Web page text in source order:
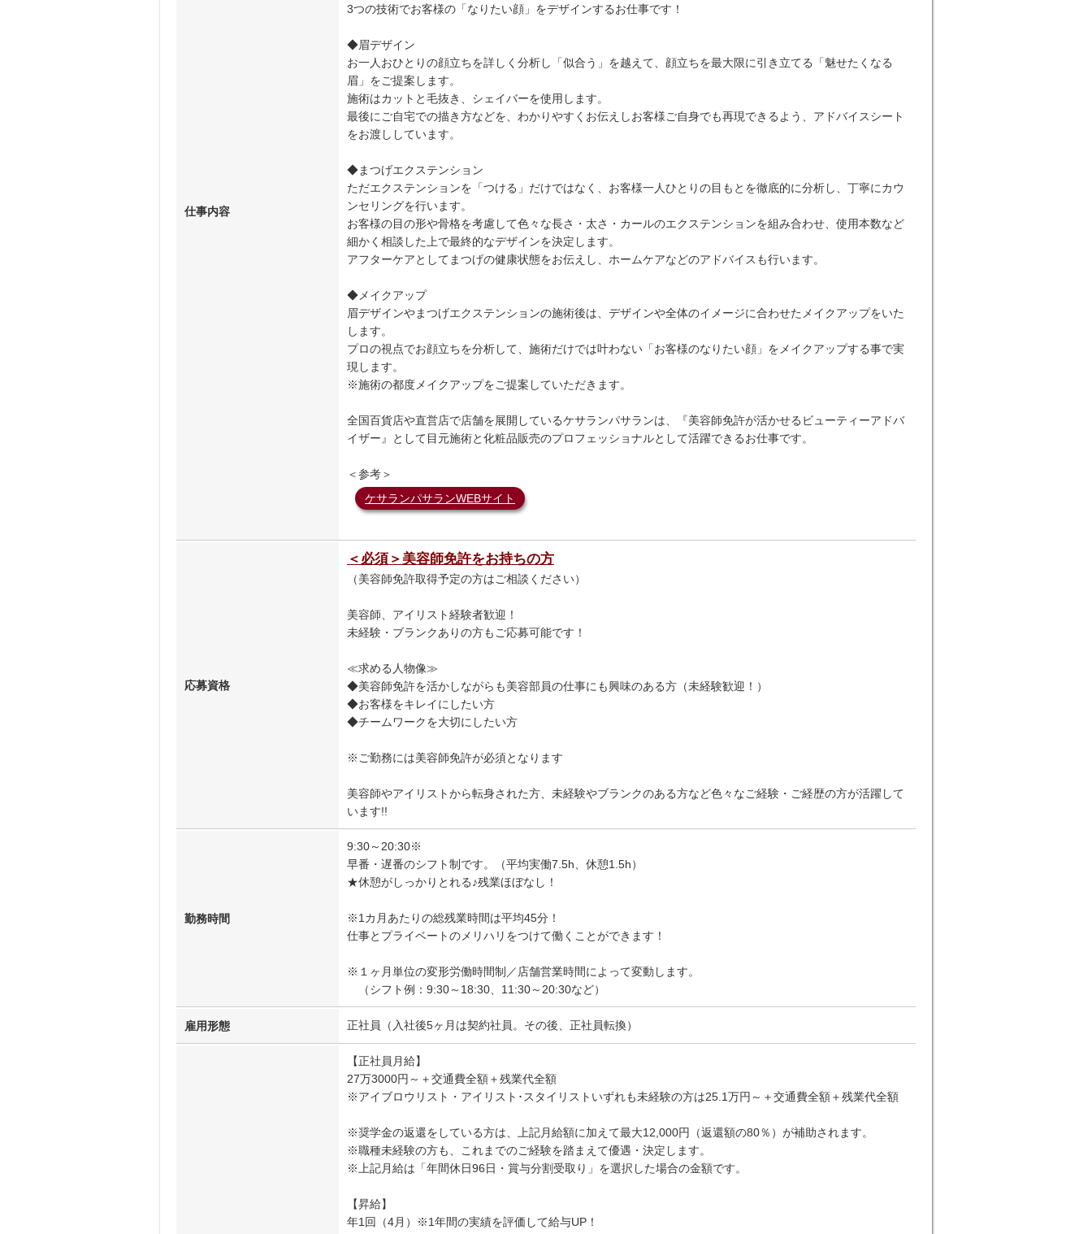
仕事内容
3つの技術でお客様の「なりたい顔」をデザインするお仕事です！
◆眉デザイン
お一人おひとりの顔立ちを詳しく分析し「似合う」を越えて、顔立ちを最大限に引き立てる「魅せたくなる
眉」をご提案します。
施術はカットと毛抜き、シェイバーを使用します。
最後にご自宅での描き方などを、わかりやすくお伝えしお客様ご自身でも再現できるよう、アドバイスシート
をお渡ししています。
◆まつげエクステンション
ただエクステンションを「つける」だけではなく、お客様一人ひとりの目もとを徹底的に分析し、丁寧にカウ
ンセリングを行います。
お客様の目の形や骨格を考慮して色々な長さ・太さ・カールのエクステンションを組み合わせ、使用本数など
細かく相談した上で最終的なデザインを決定します。
アフターケアとしてまつげの健康状態をお伝えし、ホームケアなどのアドバイスも行います。
◆メイクアップ
眉デザインやまつげエクステンションの施術後は、デザインや全体のイメージに合わせたメイクアップをいた
します。
プロの視点でお顔立ちを分析して、施術だけでは叶わない「お客様のなりたい顔」をメイクアップする事で実
現します。
※施術の都度メイクアップをご提案していただきます。
全国百貨店や直営店で店舗を展開しているケサランパサランは、『美容師免許が活かせるビューティーアドバ
イザー』として目元施術と化粧品販売のプロフェッショナルとして活躍できるお仕事です。
＜参考＞
ケサランパサランWEBサイト
応募資格
＜必須＞美容師免許をお持ちの方
（美容師免許取得予定の方はご相談ください）
美容師、アイリスト経験者歓迎！
未経験・ブランクありの方もご応募可能です！
≪求める人物像≫
◆美容師免許を活かしながらも美容部員の仕事にも興味のある方（未経験歓迎！）
◆お客様をキレイにしたい方
◆チームワークを大切にしたい方
※ご勤務には美容師免許が必須となります
美容師やアイリストから転身された方、未経験やブランクのある方など色々なご経験・ご経歴の方が活躍して
います!!
勤務時間
9:30～20:30※
早番・遅番のシフト制です。（平均実働7.5h、休憩1.5h）
★休憩がしっかりとれる♪残業ほぼなし！
※1カ月あたりの総残業時間は平均45分！
仕事とプライベートのメリハリをつけて働くことができます！
※１ヶ月単位の変形労働時間制／店舗営業時間によって変動します。
（シフト例：9:30～18:30、11:30～20:30など）
雇用形態 正社員（入社後5ヶ月は契約社員。その後、正社員転換）
【正社員月給】
27万3000円～＋交通費全額＋残業代全額
※アイブロウリスト・アイリスト･スタイリストいずれも未経験の方は25.1万円～＋交通費全額＋残業代全額
※奨学金の返還をしている方は、上記月給額に加えて最大12,000円（返還額の80％）が補助されます。
※職種未経験の方も、これまでのご経験を踏まえて優遇・決定します。
※上記月給は「年間休日96日・賞与分割受取り」を選択した場合の金額です。
【昇給】
年1回（4月）※1年間の実績を評価して給与UP！